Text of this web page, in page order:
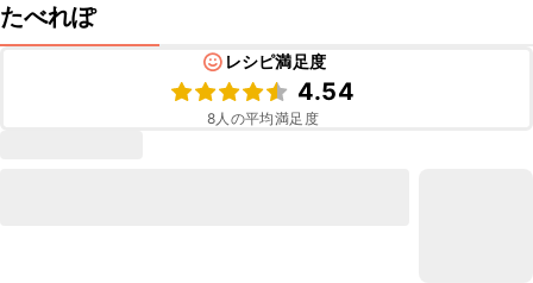
たべれぽ
レシピ満足度
4.54
8人の平均満足度